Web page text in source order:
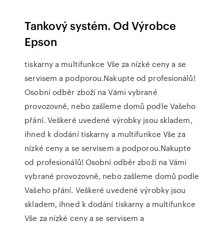
Tankový systém. Od Výrobce
Epson
tiskarny a multifunkce Vše za nízké ceny a se
servisem a podporou.Nakupte od profesionálů!
Osobní odběr zboží na Vámi vybrané
provozovně, nebo zašleme domů podle Vašeho
přání. Veškeré uvedené výrobky jsou skladem,
ihned k dodání tiskarny a multifunkce Vše za
nízké ceny a se servisem a podporou.Nakupte
od profesionálů! Osobní odběr zboží na Vámi
vybrané provozovně, nebo zašleme domů podle
Vašeho přání. Veškeré uvedené výrobky jsou
skladem, ihned k dodání tiskarny a multifunkce
Vše za nízké ceny a se servisem a